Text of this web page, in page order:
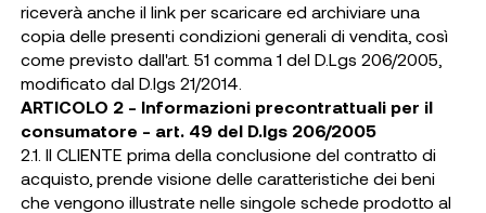
riceverà anche il link per scaricare ed archiviare una
copia delle presenti condizioni generali di vendita, così
come previsto dall'art. 51 comma 1 del D.Lgs 206/2005,
modificato dal D.lgs 21/2014.
ARTICOLO 2 - Informazioni precontrattuali per il
consumatore - art. 49 del D.lgs 206/2005
2.1. Il CLIENTE prima della conclusione del contratto di
acquisto, prende visione delle caratteristiche dei beni
che vengono illustrate nelle singole schede prodotto al